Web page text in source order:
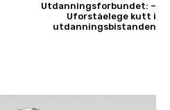
Utdanningsforbundet: –
Uforståelege kutt i
utdanningsbistanden